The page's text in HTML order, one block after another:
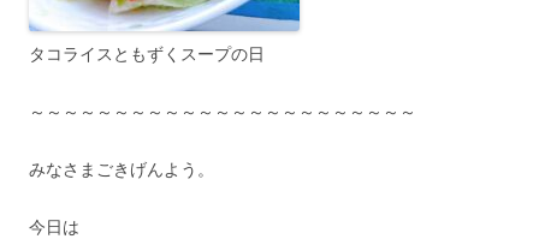
タコライスともずくスープの日
～～～～～～～～～～～～～～～～～～～～～～～
みなさまごきげんよう。
今日は